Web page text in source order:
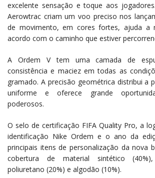
excelente sensação e toque aos
Aerowtrac criam um voo preciso nos
de movimento, em cores fortes, ajuda a
acordo com o caminho que estiver
A Ordem V tem uma camada de
consistência e maciez em todas as
gramado. A precisão geométrica distribui a
uniforme e oferece grande
poderosos.
O selo de certificação FIFA Quality Pro, a
identificação Nike Ordem e o ano da
principais itens de personalização da nova
cobertura de material sintético
poliuretano (20%) e algodão (10%).